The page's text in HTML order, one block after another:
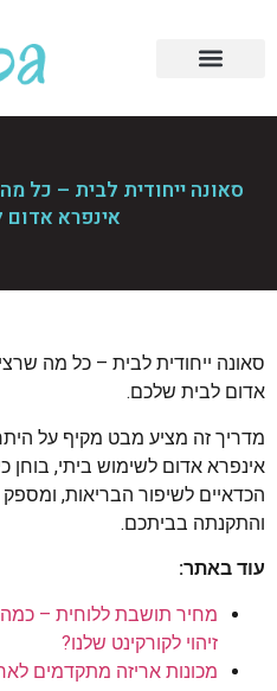
סאונה ייחודית לבית – כל
אינפרא
סאונה ייחודית לבית – כל מה
אדום לבית שלכם.
מדריך זה מציע מבט מקיף על
אינפרא אדום לשימוש ביתי, בוחן
הכדאיים לשיפור הבריאות,
והתקנתה בביתכם.
עוד באתר:
מחיר תושבת ללוחית – כמה
זיהוי לקורקינט שלנו?
מכונות אריזה מתקדמים